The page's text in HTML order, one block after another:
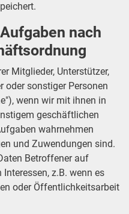
nach
Mitglieder, Unterstützer,
oder sonstiger Personen
wenn wir mit ihnen in
geschäftlichen
wahrnehmen
und Zuwendungen sind.
Betroffener auf
z.B. wenn es
oder Öffentlichkeitsarbeit